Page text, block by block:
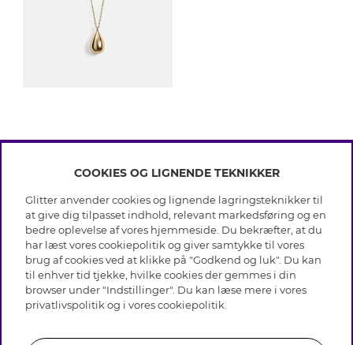
INFO
Betingelser
Databeskyttelsespolitik
Cookies
Medlemsbetingelser
Job hos Glitter
Tilbagekaldelse
Gavekortsaldo
OM GLITTER
Black Friday
Vores butikker
Virksomhedens historie
Whistleblowing
HJÆLP
Ofte stillede spørsmål
Kundeservice
COOKIES OG LIGNENDE TEKNIKKER
Glitter anvender cookies og lignende lagringsteknikker til
at give dig tilpasset indhold, relevant markedsføring og en
bedre oplevelse af vores hjemmeside. Du bekræfter, at du
har læst vores cookiepolitik og giver samtykke til vores
brug af cookies ved at klikke på "Godkend og luk". Du kan
til enhver tid tjekke, hvilke cookies der gemmes i din
browser under "Indstillinger". Du kan læse mere i vores
privatlivspolitik og i vorescookiepolitik